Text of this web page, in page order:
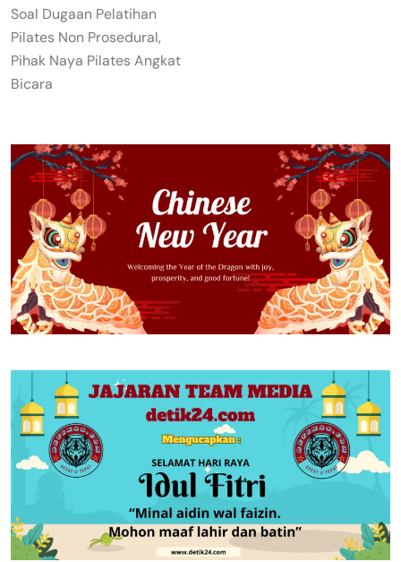
Soal Dugaan Pelatihan
Pilates Non Prosedural,
Pihak Naya Pilates Angkat
Bicara